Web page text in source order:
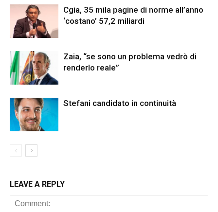
Cgia, 35 mila pagine di norme all’anno
‘costano’ 57,2 miliardi
Zaia, “se sono un problema vedrò di
renderlo reale”
Stefani candidato in continuità
LEAVE A REPLY